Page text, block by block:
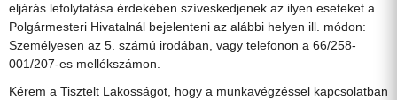
eljárás lefolytatása érdekében szíveskedjenek az ilyen eseteket a
Polgármesteri Hivatalnál bejelenteni az alábbi helyen ill. módon:
Személyesen az 5. számú irodában, vagy telefonon a 66/258-
001/207-es mellékszámon.
Kérem a Tisztelt Lakosságot, hogy a munkavégzéssel kapcsolatban